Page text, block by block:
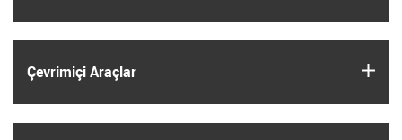
Çevrimiçi Araçlar